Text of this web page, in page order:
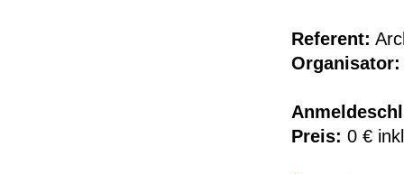
Referent:
Organisator:
Preis: 0 €